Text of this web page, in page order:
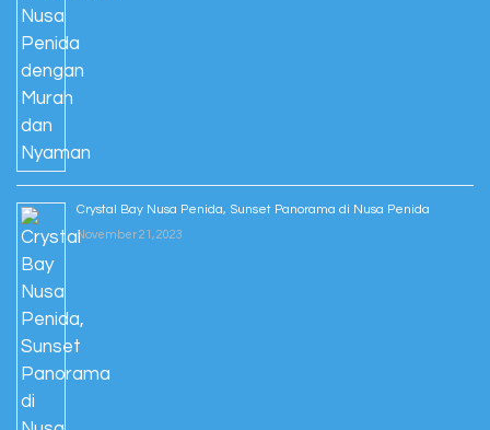
Crystal Bay Nusa Penida, Sunset Panorama di Nusa Penida
November 21, 2023